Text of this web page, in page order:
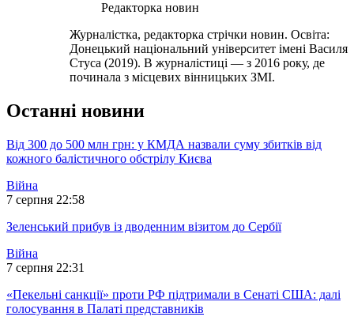
Редакторка новин
Журналістка, редакторка стрічки новин. Освіта:
Донецький національний університет імені Василя
Стуса (2019). В журналістиці — з 2016 року, де
починала з місцевих вінницьких ЗМІ.
Останні новини
Від 300 до 500 млн грн: у КМДА назвали суму збитків від
кожного балістичного обстрілу Києва
Війна
7 серпня 22:58
Зеленський прибув із дводенним візитом до Сербії
Війна
7 серпня 22:31
«Пекельні санкції» проти РФ підтримали в Сенаті США: далі
голосування в Палаті представників